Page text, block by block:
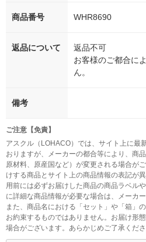
商品番号 WHR8690
返品について
返品不可
お客様のご都合に
ん。
備考
ご注意【免責】
アスクル（LOHACO）では、サイト上に最
おりますが、メーカーの都合等により、商
原材料、原産国など）が変更される場合が
けする商品とサイト上の商品情報の表記が
用前には必ずお届けした商品の商品ラベル
に詳細な商品情報が必要な場合は、メーカ
また、商品名における「セット」や「箱」
お約束するものではありません。お届け形
場合がございます。あらかじめご了承くださ